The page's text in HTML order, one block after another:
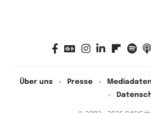
Über uns Presse Mediadaten